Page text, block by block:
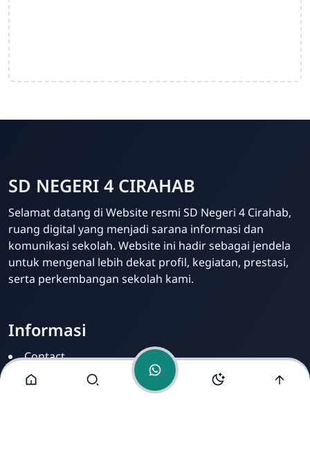
Admin
Online
SD NEGERI 4 CIRAHAB
Selamat datang di Website resmi SD Negeri 4 Cirahab,
ruang digital yang menjadi sarana informasi dan
komunikasi sekolah. Website ini hadir sebagai jendela
untuk mengenal lebih dekat profil, kegiatan, prestasi,
serta perkembangan sekolah kami.
Informasi
Contact
Disclamer